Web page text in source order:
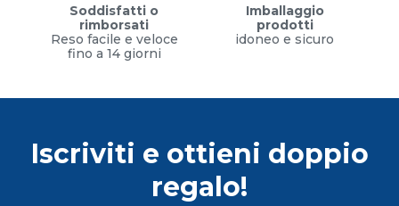
Soddisfatti o
rimborsati
Reso facile e veloce
fino a 14 giorni
Imballaggio
prodotti
idoneo e sicuro
Iscriviti e ottieni doppio
regalo!